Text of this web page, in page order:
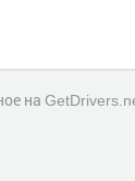
на